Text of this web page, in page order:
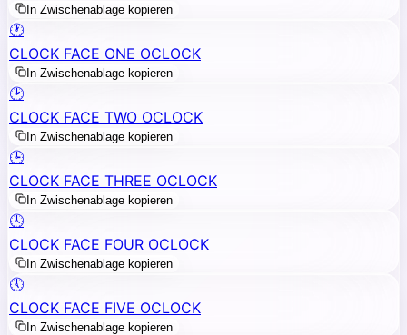
In Zwischenablage kopieren
🕐
CLOCK FACE ONE OCLOCK
In Zwischenablage kopieren
🕑
CLOCK FACE TWO OCLOCK
In Zwischenablage kopieren
🕒
CLOCK FACE THREE OCLOCK
In Zwischenablage kopieren
🕓
CLOCK FACE FOUR OCLOCK
In Zwischenablage kopieren
🕔
CLOCK FACE FIVE OCLOCK
In Zwischenablage kopieren